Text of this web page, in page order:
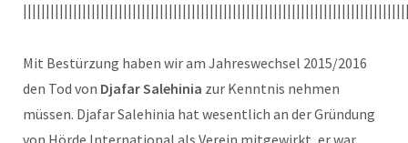
Mit Bestürzung haben wir am Jahreswechsel 2015/2016
den Tod von Djafar Salehinia zur Kenntnis nehmen
müssen. Djafar Salehinia hat wesentlich an der Gründung